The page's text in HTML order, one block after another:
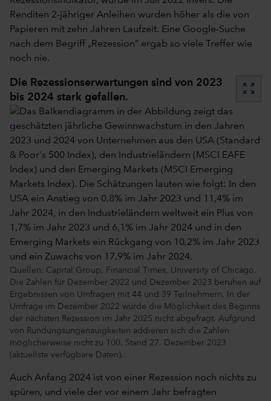
Renditen 2-jähriger Anleihen wurden höher als die von
Papieren mit zehn Jahren Laufzeit. Eine Google-Suche
nach dem Begriff „Rezession“ ergab so viele Treffer wie
noch nie.
Die Rezessionserwartungen sind von 2023
bis 2024 stark gefallen.
zoom_out_map
Quellen: Capital Group, Financial Times, University of Chicago.
Die Zahlen für Dezember 2022 und Dezember 2023 beruhen auf
Ergebnissen von Umfragen mit 44 und 39 Teilnehmern. In der
Umfrage im Dezember 2022 wurde die Möglichkeit des Beginns
der nächsten Rezession im Jahr 2025 nicht abgefragt. Aufgrund
von Rundungsungenauigkeiten addieren sich die Zahlen
möglicherweise nicht zu 100. Stand 27. Dezember 2023
(aktuellste verfügbare Daten).
Auch Anfang 2024 ist von einer Rezession noch nichts zu
spüren, und viele der vor einem Jahr befragten